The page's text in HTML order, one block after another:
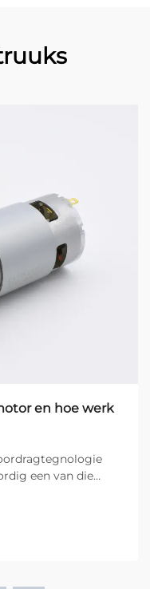
en hoe werk
een van die
manier hoe...